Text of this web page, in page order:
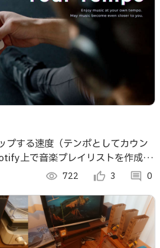
プする速度（テンポとしてカウン
上で音楽プレイリストを作成す
】機能追加は動作安定しない為見
visibility 722 thumb_up_alt 3 comment 0